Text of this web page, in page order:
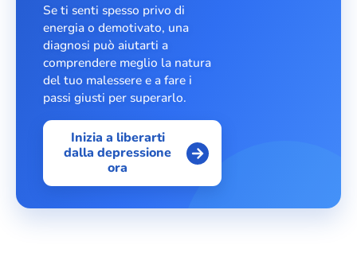
Se ti senti spesso privo di
energia o demotivato, una
diagnosi può aiutarti a
comprendere meglio la natura
del tuo malessere e a fare i
passi giusti per superarlo.
Inizia a liberarti
dalla depressione
ora